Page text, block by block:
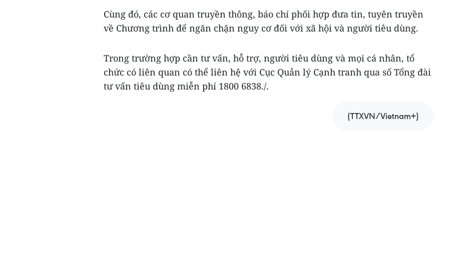
Cùng đó, các cơ quan truyền thông, báo chí phối hợp đưa tin, tuyên truyền
về Chương trình để ngăn chặn nguy cơ đối với xã hội và người tiêu dùng.
Trong trường hợp cần tư vấn, hỗ trợ, người tiêu dùng và mọi cá nhân, tổ
chức có liên quan có thể liên hệ với Cục Quản lý Cạnh tranh qua số Tổng đài
tư vấn tiêu dùng miễn phí 1800 6838./.
(TTXVN/Vietnam+)